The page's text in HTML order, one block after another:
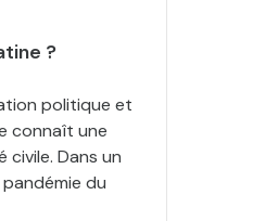
?
politique et
connaît une
Dans un
du